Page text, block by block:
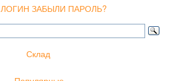
ЛОГИН ЗАБЫЛИ ПАРОЛЬ?
Склад